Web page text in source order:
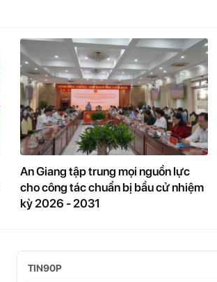
An Giang tập trung mọi nguồn lực
cho công tác chuẩn bị bầu cử nhiệm
kỳ 2026 - 2031
TIN90P